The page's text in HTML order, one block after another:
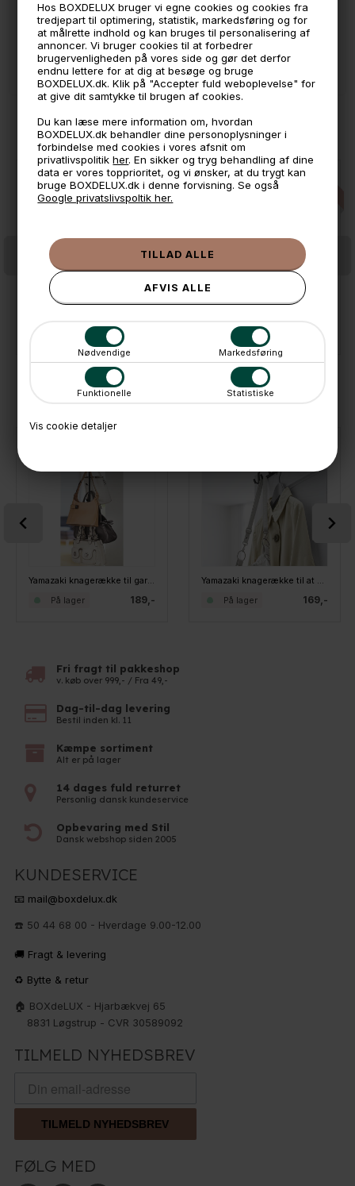
Hos BOXDELUX bruger vi egne cookies og cookies fra
tredjepart til optimering, statistik, markedsføring og for
at målrette indhold og kan bruges til personalisering af
annoncer. Vi bruger cookies til at forbedrer
brugervenligheden på vores side og gør det derfor
endnu lettere for at dig at besøge og bruge
BOXDELUX.dk. Klik på "Accepter fuld weboplevelse" for
at give dit samtykke til brugen af cookies.
Du kan læse mere information om, hvordan
BOXDELUX.dk behandler dine personoplysninger i
forbindelse med cookies i vores afsnit om
privatlivspolitikher. En sikker og tryg behandling af dine
data er vores topprioritet, og vi ønsker, at du trygt kan
bruge BOXDELUX.dk i denne forvisning. Se også
Google privatslivspoltik her.
Nødvendige Markedsføring
Funktionelle Statistiske
Vis cookie detaljer
💳 Betal med
📱 Kundeservice 50446800 (9-12)
Kundeservicemail@boxdelux.dk(24/7)
ANDRE IDÉER
1.449,- På lager
KØBT SAMMEN MED
Yamazaki knagerække til garderobeskabet - Sort
189,-
På lager
Yamazaki knagerække til at hænge over døren - Sort
169,-
På lager
Fri fragt til pakkeshop
v. køb over 999,- / Fra 49,-
Dag-til-dag levering
Bestil inden kl. 11
Kæmpe sortiment
Alt er på lager
14 dages fuld returret
Personlig dansk kundeservice
Opbevaring med Stil
Dansk webshop siden 2005
KUNDESERVICE
📧 mail@boxdelux.dk
☎️ 50 44 68 00 - Hverdage 9.00-12.00
🚚 Fragt & levering
♻️ Bytte & retur
🏠 BOXdeLUX - Hjarbækvej 65
8831 Løgstrup - CVR 30589092
TILMELD NYHEDSBREV
TILMELD NYHEDSBREV
FØLG MED